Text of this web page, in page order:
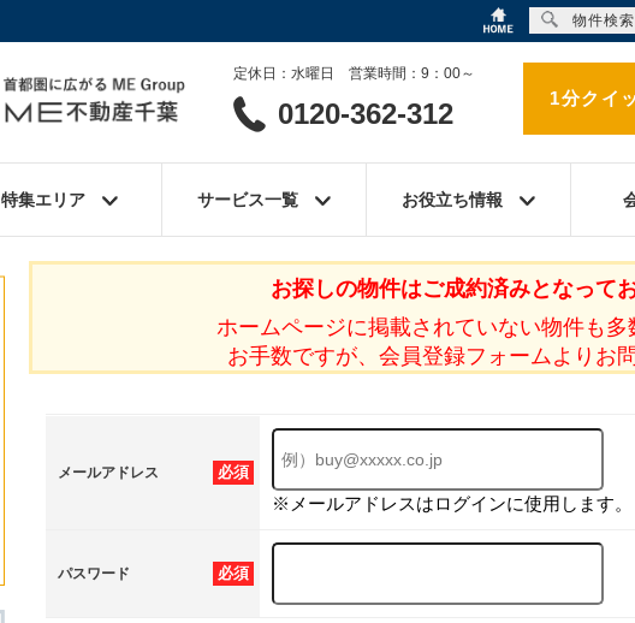
定休日：水曜日 営業時間：9：00～
0120-362-312 1分クイ
特集エリア サービス一覧 お役立ち情報
お探しの物件はご成約済みとなってお
ホームページに掲載されていない物件も多
お手数ですが、会員登録フォームよりお
必須
メールアドレス
※メールアドレスはログインに使用します。
必須
パスワード
物件検索